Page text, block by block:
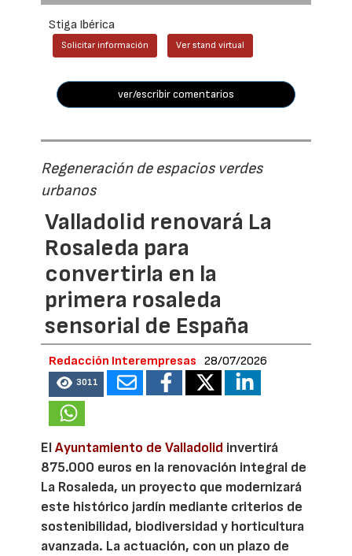
Stiga Ibérica
Solicitar información Ver stand virtual
ver/escribir comentarios
Regeneración de espacios verdes
urbanos
Valladolid renovará La
Rosaleda para
convertirla en la
primera rosaleda
sensorial de España
Redacción Interempresas 28/07/2026
3011
ElAyuntamiento de Valladolid invertirá
875.000 euros en la renovación integral de
La Rosaleda, un proyecto que modernizará
este histórico jardín mediante criterios de
sostenibilidad, biodiversidad y horticultura
avanzada. La actuación, con un plazo de